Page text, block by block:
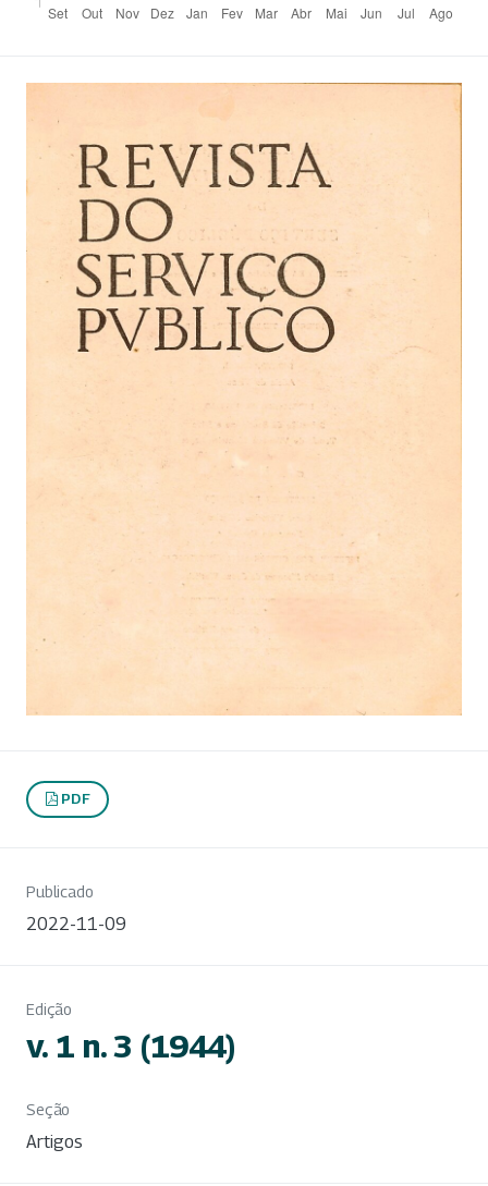
PDF
Publicado
2022-11-09
Edição
v. 1 n. 3 (1944)
Seção
Artigos